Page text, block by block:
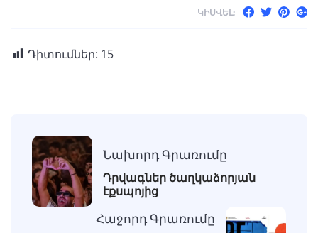
ԿԻՍՎԵԼ:
Դիտումներ: 15
Նախորդ Գրառումը
Դրվագներ ծաղկաձորյան
էքսպոյից
Հաջորդ Գրառումը